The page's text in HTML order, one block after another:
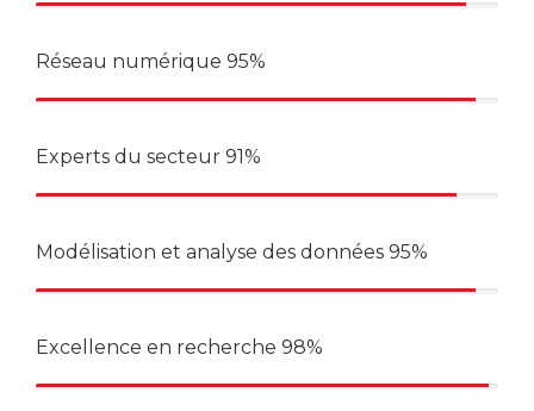
Réseau numérique 95%
Experts du secteur 91%
Modélisation et analyse des données 95%
Excellence en recherche 98%